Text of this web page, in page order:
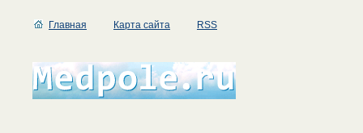
Главная Карта сайта RSS